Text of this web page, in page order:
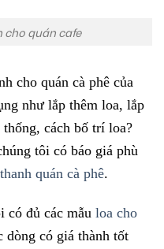
cho quán cafe
cho quán cà phê của
như lắp thêm loa, lắp
cách bố trí loa?
tôi có báo giá phù
quán cà phê.
có đủ các mẫu loa cho
dòng có giá thành tốt